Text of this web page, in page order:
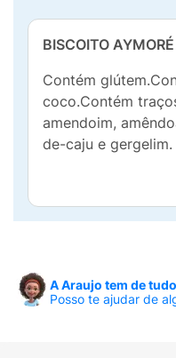
BISCOITO
Contém
coco.Contém
amendoim,
de-caju e gergelim.
A Araujo tem de
Posso te ajudar de